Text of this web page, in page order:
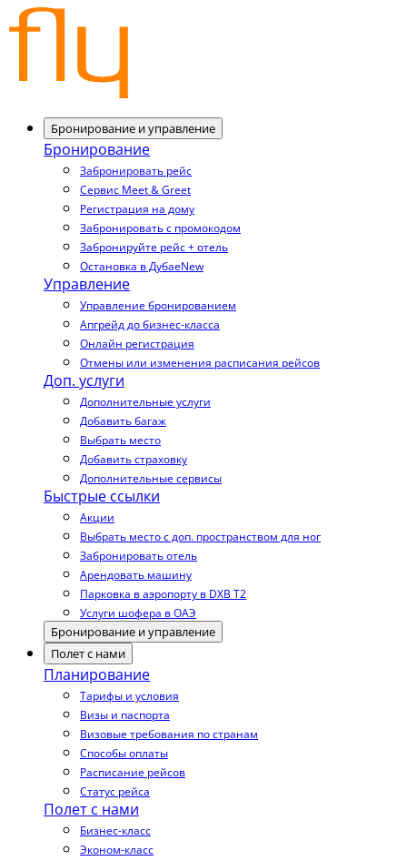
Бронирование и управление
Бронирование
Забронировать рейс
Сервис Meet & Greet
Регистрация на дому
Забронировать с промокодом
Забронируйте рейс + отель
Остановка в ДубаеNew
Управление
Управление бронированием
Апгрейд до бизнес-класса
Онлайн регистрация
Отмены или изменения расписания рейсов
Доп. услуги
Дополнительные услуги
Добавить багаж
Выбрать место
Добавить страховку
Дополнительные сервисы
Быстрые ссылки
Акции
Выбрать место с доп. пространством для ног
Забронировать отель
Арендовать машину
Парковка в аэропорту в DXB T2
Услуги шофера в ОАЭ
Бронирование и управление
Полет с нами
Планирование
Тарифы и условия
Визы и паспорта
Визовые требования по странам
Способы оплаты
Расписание рейсов
Статус рейса
Полет с нами
Бизнес-класс
Эконом-класс